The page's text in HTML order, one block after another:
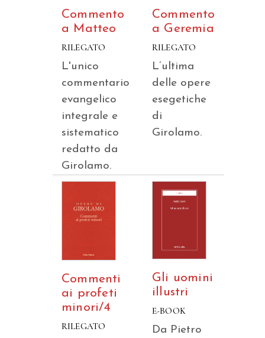
Commento
a Matteo
RILEGATO
L'unico
commentario
evangelico
integrale e
sistematico
redatto da
Girolamo.
Commento
a Geremia
RILEGATO
L’ultima
delle opere
esegetiche
di
Girolamo.
Commenti
ai profeti
minori/4
RILEGATO
Gli uomini
illustri
E-BOOK
Da Pietro